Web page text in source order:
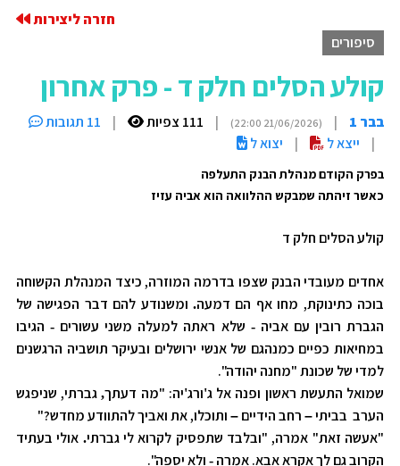
חזרה ליצירות
סיפורים
קולע הסלים חלק ד - פרק אחרון
בבר 1 |
(21/06/2026 22:00)
| 111 צפיות |
11 תגובות
|
ייצא ל | יצוא ל
בפרק הקודם מנהלת הבנק התעלפה
כאשר זיהתה שמבקש ההלוואה הוא אביה עזיז
קולע הסלים חלק ד
אחדים מעובדי הבנק שצפו בדרמה המוזרה, כיצד המנהלת הקשוחה
בוכה כתינוקת, מחו אף הם דמעה. ומשנודע להם דבר הפגישה של
הגברת רובין עם אביה- שלא ראתה למעלה משני עשורים -הגיבו
במחיאות כפיים כמנהגם של אנשי ירושלים ובעיקר תושביה הרגשנים
למדי של שכונת "מחנה יהודה".
שמואל התעשת ראשון ופנה אל ג'ורג'יה: "מה דעתך,גברתי, שניפגש
הערב בביתי– רחב הידיים – ותוכלו, את ואביך להתוודע מחדש?"
"אעשה זאת" אמרה, "ובלבד שתפסיק לקרוא לי גברתי. אולי בעתיד
הקרוב גם לך אקרא אבא. אמרה - ולא יספה".